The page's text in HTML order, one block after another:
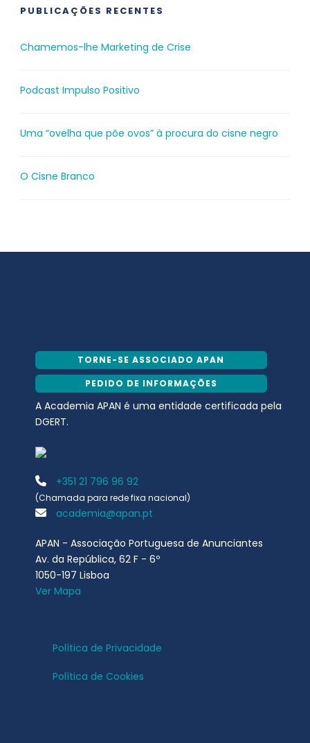
PUBLICAÇÕES RECENTES
Chamemos-lhe Marketing de Crise
Podcast Impulso Positivo
Uma “ovelha que põe ovos” à procura do cisne negro
O Cisne Branco
TORNE-SE ASSOCIADO APAN
PEDIDO DE INFORMAÇÕES
A Academia APAN é uma entidade certificada pela
DGERT.
+351 21 796 96 92
(Chamada para rede fixa nacional)
academia@apan.pt
APAN - Associação Portuguesa de Anunciantes
Av. da República, 62 F - 6º
1050-197 Lisboa
Ver Mapa
Política de Privacidade
Política de Cookies